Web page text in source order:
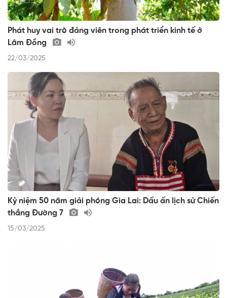
Phát huy vai trò đảng viên trong phát triển kinh tế ở
Lâm Đồng
22/03/2025
Kỷ niệm 50 năm giải phóng Gia Lai: Dấu ấn lịch sử Chiến
thắng Đường 7
15/03/2025